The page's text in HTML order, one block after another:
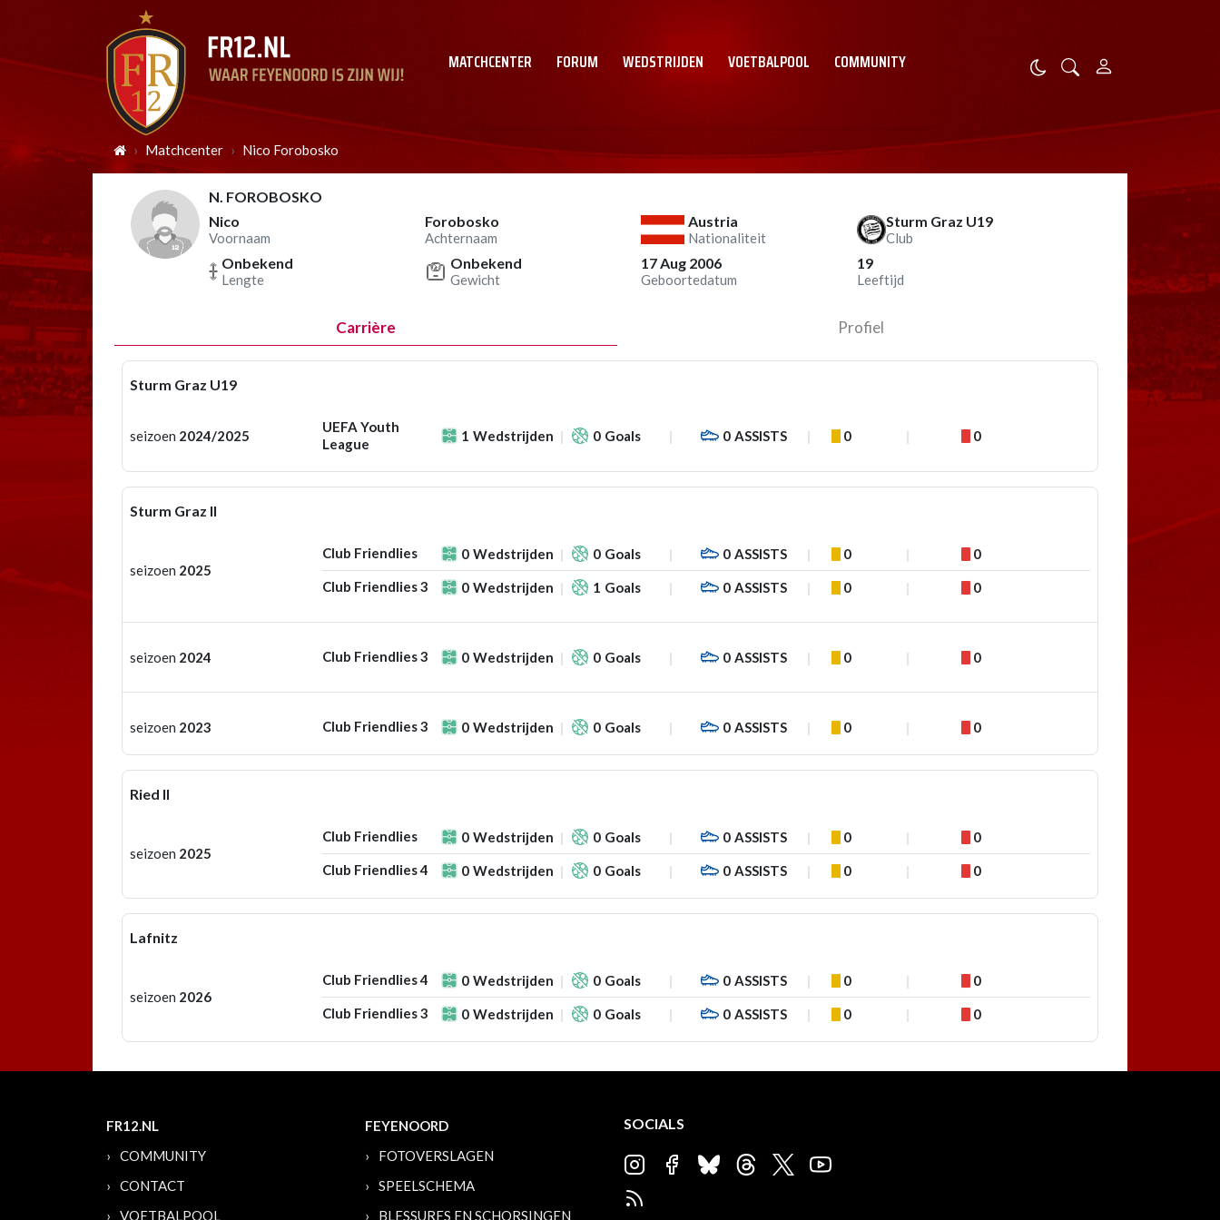
MATCHCENTER FORUM WEDSTRIJDEN VOETBALPOOL COMMUNITY
Matchcenter Nico Forobosko
N. FOROBOSKO
Nico
Voornaam
Forobosko
Achternaam
Austria
Nationaliteit
Sturm Graz U19
Club
Onbekend
Lengte
Onbekend
Gewicht
17 Aug 2006
Geboortedatum
19
Leeftijd
Carrière Profiel
Sturm Graz U19
seizoen 2024/2025
UEFA Youth
League
1 Wedstrijden 0 Goals 0 ASSISTS 0 0
Sturm Graz II
seizoen 2025
Club Friendlies 0 Wedstrijden 0 Goals 0 ASSISTS 0 0
Club Friendlies 3 0 Wedstrijden 1 Goals 0 ASSISTS 0 0
seizoen 2024 Club Friendlies 3 0 Wedstrijden 0 Goals 0 ASSISTS 0 0
seizoen 2023 Club Friendlies 3 0 Wedstrijden 0 Goals 0 ASSISTS 0 0
Ried II
seizoen 2025
Club Friendlies 0 Wedstrijden 0 Goals 0 ASSISTS 0 0
Club Friendlies 4 0 Wedstrijden 0 Goals 0 ASSISTS 0 0
Lafnitz
seizoen 2026
Club Friendlies 4 0 Wedstrijden 0 Goals 0 ASSISTS 0 0
Club Friendlies 3 0 Wedstrijden 0 Goals 0 ASSISTS 0 0
FR12.NL
COMMUNITY
CONTACT
VOETBALPOOL
FEYENOORD
FOTOVERSLAGEN
SPEELSCHEMA
BLESSURES EN SCHORSINGEN
SOCIALS